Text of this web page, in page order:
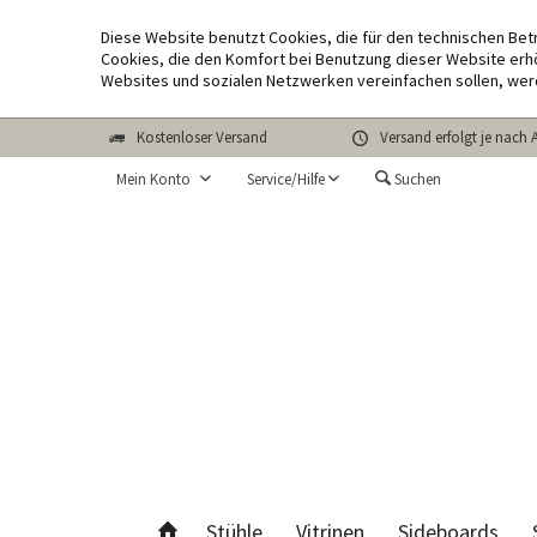
Diese Website benutzt Cookies, die für den technischen
Cookies, die den Komfort bei Benutzung dieser Website
Websites und sozialen Netzwerken vereinfachen sollen,
Kostenloser Versand Versand erfolgt je nach
Mein Konto Service/Hilfe Suchen